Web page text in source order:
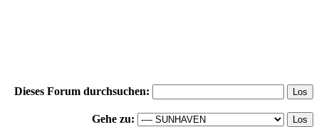
Dieses Forum durchsuchen:
Gehe zu: